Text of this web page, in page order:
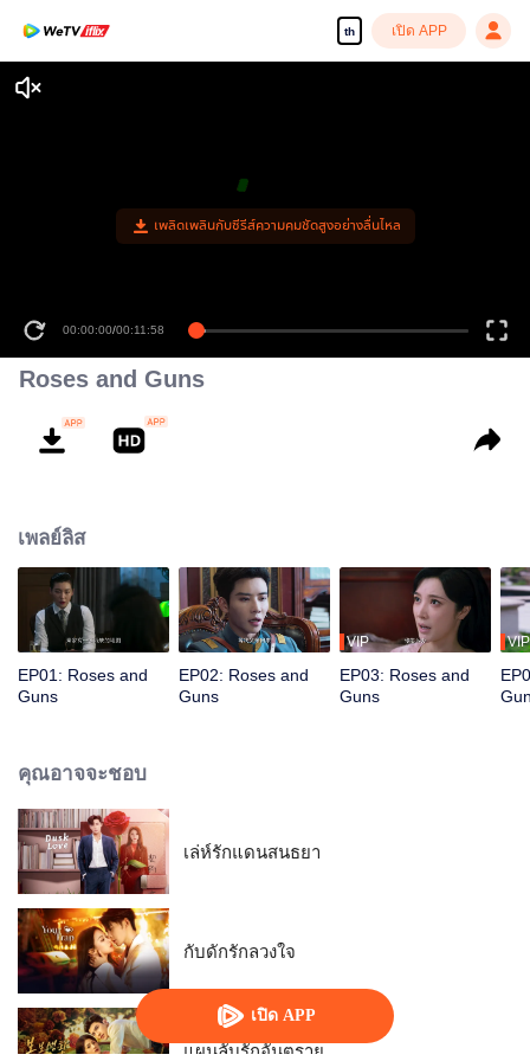
th เปิด APP
เปิด APP
เพลิดเพลินกับซีรีส์ความคมชัดสูงอย่างลื่นไหล
00:00:00/00:11:58
Roses and Guns
เพลย์ลิส
EP01: Roses and
Guns
EP02: Roses and
Guns
VIP
EP03: Roses and
Guns
VIP
คุณอาจจะชอบ
เล่ห์รักแดนสนธยา
กับดักรักลวงใจ
แผนลับรักอันตราย